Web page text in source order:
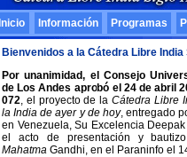
Inicio Información Programas
Bienvenidos a la Cátedra Libre India
Por unanimidad, el Consejo
de Los Andes aprobó el 24 de abril
072, el proyecto de la Cátedra Libre
la India de ayer y de hoy, entregado
en Venezuela, Su Excelencia
el acto de presentación y
Mahatma Gandhi, en el Paraninfo el